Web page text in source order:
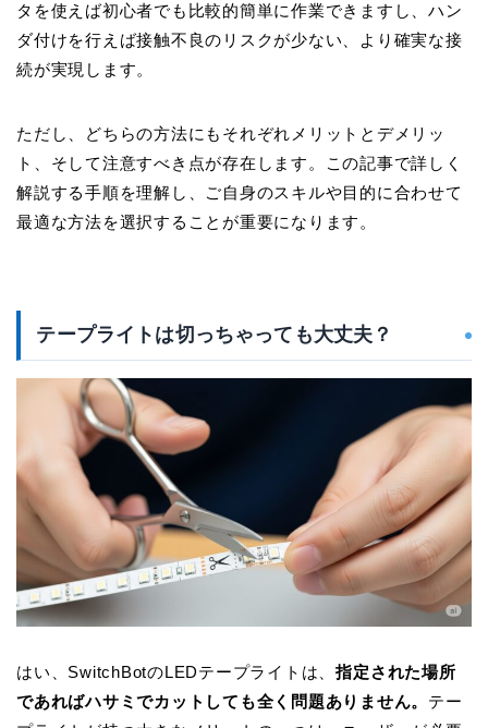
タを使えば初心者でも比較的簡単に作業できますし、ハン
ダ付けを行えば接触不良のリスクが少ない、より確実な接
続が実現します。
ただし、どちらの方法にも それぞれメリットとデメリッ
ト、そして注意すべき点が存在します。
この記事で詳しく
解説する手順を理解し、ご自身のスキルや目的に合わせて
最適な方法を選択することが重要になります。
テープライトは切っちゃっても大丈夫？
はい、SwitchBotのLEDテープライトは、指定された場所
であればハサミでカットしても全く問題ありません。 テー